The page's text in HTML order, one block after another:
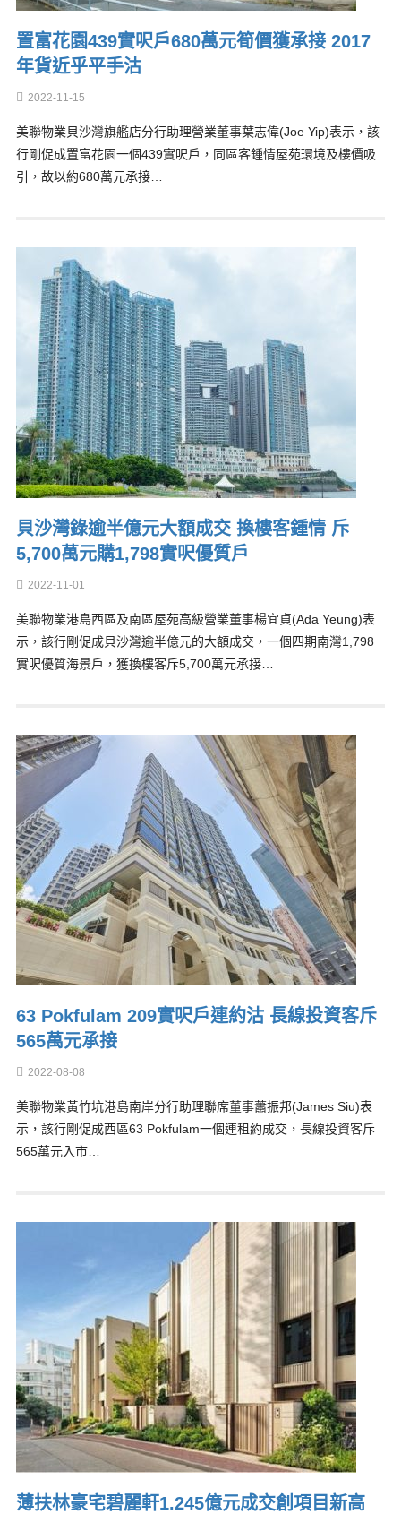
置富花園439實呎戶680萬元筍價獲承接 2017
年貨近乎平手沽
2022-11-15
美聯物業貝沙灣旗艦店分行助理營業董事葉志偉(Joe Yip)表示，該
行剛促成置富花園一個439實呎戶，同區客鍾情屋苑環境及樓價吸
引，故以約680萬元承接…
貝沙灣錄逾半億元大額成交 換樓客鍾情 斥
5,700萬元購1,798實呎優質戶
2022-11-01
美聯物業港島西區及南區屋苑高級營業董事楊宜貞(Ada Yeung)表
示，該行剛促成貝沙灣逾半億元的大額成交，一個四期南灣1,798
實呎優質海景戶，獲換樓客斥5,700萬元承接…
63 Pokfulam 209實呎戶連約沽 長線投資客斥
565萬元承接
2022-08-08
美聯物業黃竹坑港島南岸分行助理聯席董事蕭振邦(James Siu)表
示，該行剛促成西區63 Pokfulam一個連租約成交，長線投資客斥
565萬元入市…
薄扶林豪宅碧麗軒1.245億元成交創項目新高